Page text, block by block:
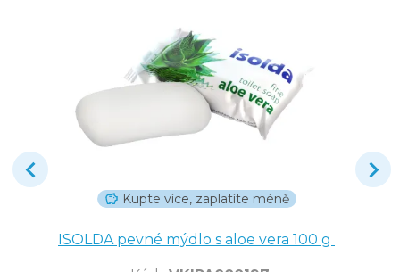
Kupte více, zaplatíte méně
ISOLDA pevné mýdlo s aloe vera 100 g